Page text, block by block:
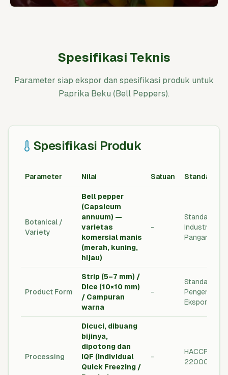
Spesifikasi Teknis
Parameter siap ekspor dan spesifikasi produk untuk
Paprika Beku (Bell Peppers).
Spesifikasi Produk
Parameter Nilai Satuan Standar
Botanical /
Variety
Bell pepper
(Capsicum
annuum) —
varietas
komersial manis
(merah, kuning,
hijau)
-
Standar
Industri
Pangan
Product Form
Strip (5–7 mm) /
Dice (10×10 mm)
/ Campuran
warna
-
Standar
Pengemasan
Ekspor
Processing
Dicuci, dibuang
bijinya,
dipotong dan
IQF (Individual
Quick Freezing /
-
HACCP / ISO
22000